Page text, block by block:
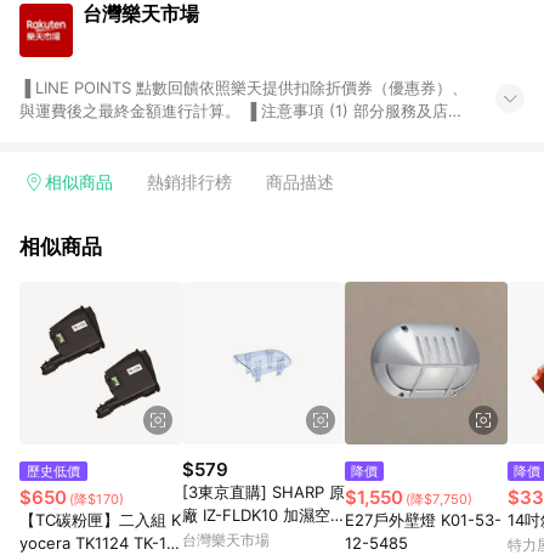
台灣樂天市場
與運費後之最終金額進行計算。 ▐ 注意事項 (1) 部分服務及店家
Smart mobile、神腦生活、JS巨盛、樂天KOBO電子書，請詳閱
台灣樂天市場，並在同一瀏覽器於24小時內結帳，才享有 LINE
使用APP、或中途瀏覽比價網、回饋網、Google等其他網頁、或
由網頁版(電腦版/手機版網頁)切換為App都將會造成追蹤中斷而
無法進行 LINE POINTS 回饋。 (5) LINE 購物為購物資訊整合性
平台，商品資料更新會有時間差，如顯示之商品規格、顏色、價
位、贈品與台灣樂天市場銷售網頁不符，以銷售網頁標示為準。
(6) 導購訂單已逾 365 天，根據台灣樂天回饋規定，逾期訂單將
點數回饋或點數回饋有爭議，台灣樂天市場保有更改條款與法律
追訴之權利，活動詳情以樂天市場網站公告為準。
相似商品 熱銷排行榜 商品描述
相似商品
歷史低價
$650 (降$170)
【TC碳粉匣】二入組 K
yocera TK1124 TK-11
$579
[3東京直購] SHARP 原
廠 IZ-FLDK10 加濕空
氣清淨機 加濕器用 IG-
台灣樂天市場
降價
$1,550 (降$7,750)
E27戶外壁燈 K01-53-
12-5485
降價
14
特力